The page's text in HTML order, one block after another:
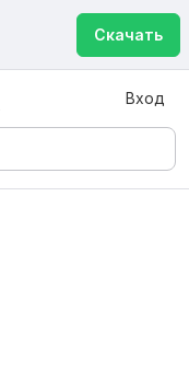
Скачать
Вход